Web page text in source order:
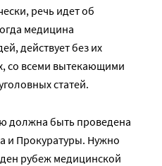
речь идет об
медицина
действует без их
со всеми вытекающими
статей.
должна быть проведена
и Прокуратуры. Нужно
рубеж медицинской